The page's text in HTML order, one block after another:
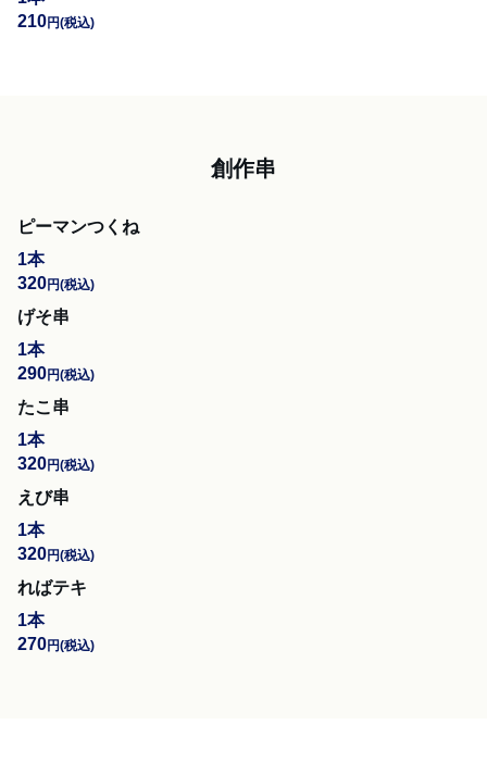
210円(税込)
創作串
ピーマンつくね
1本
320円(税込)
げそ串
1本
290円(税込)
たこ串
1本
320円(税込)
えび串
1本
320円(税込)
ればテキ
1本
270円(税込)